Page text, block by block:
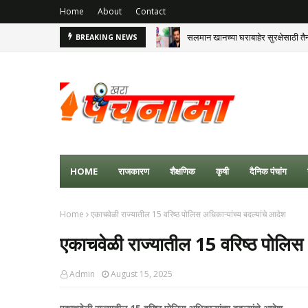
Home About Contact
BREAKING NEWS सलमान खानच्या घराबाहेर सुरक्षेसाठी
HOME राजकारण शैक्षणिक कृषी दैनिक पंचांग
Home एकाचवेळी राज्यातील 15 वरिष्ठ पोलिस अधिकाऱ्यांच्य बदल्यांचे आदेश
एकाचवेळी राज्यातील 15 वरिष्ठ
Admin August 15, 2025